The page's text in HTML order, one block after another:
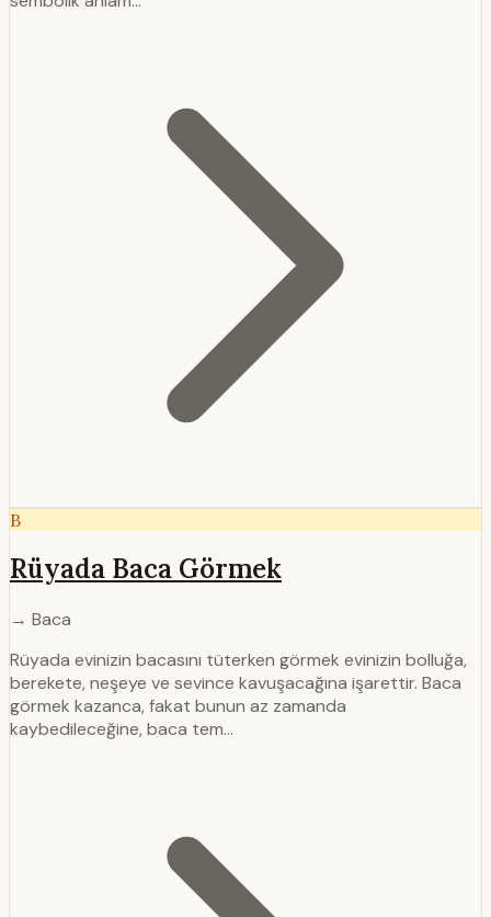
B
Rüyada Baca Görmek
→ Baca
Rüyada evinizin bacasını tüterken görmek evinizin bolluğa,
berekete, neşeye ve sevince kavuşacağına işarettir. Baca
görmek kazanca, fakat bunun az zamanda
kaybedileceğine, baca tem…